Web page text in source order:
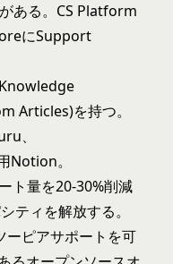
ある。CS Platform
にSupport
Articles)を持つ。
、
Notion。
ト量を20-30%削減
ティを解放する。
ーピアサポートを可